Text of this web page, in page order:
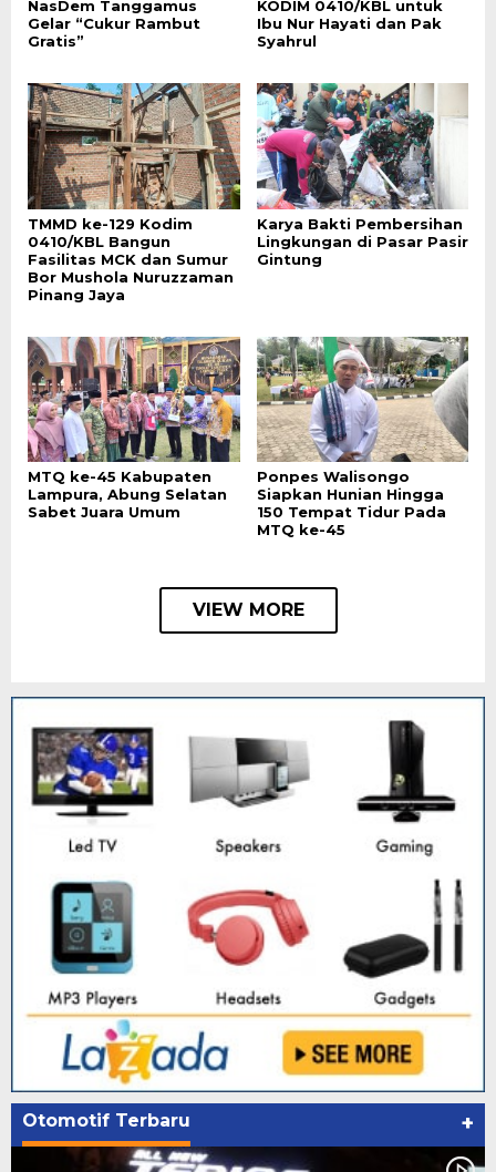
NasDem Tanggamus
Gelar “Cukur Rambut
Gratis”
KODIM 0410/KBL untuk
Ibu Nur Hayati dan Pak
Syahrul
TMMD ke-129 Kodim
0410/KBL Bangun
Fasilitas MCK dan Sumur
Bor Mushola Nuruzzaman
Pinang Jaya
Karya Bakti Pembersihan
Lingkungan di Pasar Pasir
Gintung
MTQ ke-45 Kabupaten
Lampura, Abung Selatan
Sabet Juara Umum
Ponpes Walisongo
Siapkan Hunian Hingga
150 Tempat Tidur Pada
MTQ ke-45
VIEW MORE
Otomotif Terbaru +